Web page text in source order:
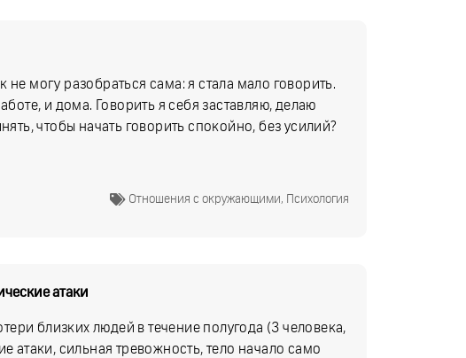
могу разобраться сама: я стала мало говорить.
и дома. Говорить я себя заставляю, делаю
чтобы начать говорить спокойно, без усилий?
Отношения с окружающими, Психология
атаки
близких людей в течение полугода (3 человека,
атаки, сильная тревожность, тело начало само